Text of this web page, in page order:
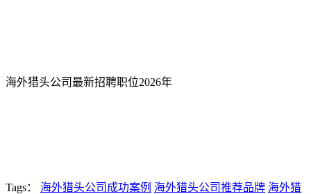
海外猎头公司最新招聘职位2026年
Tags： 海外猎头公司成功案例 海外猎头公司推荐品牌 海外猎